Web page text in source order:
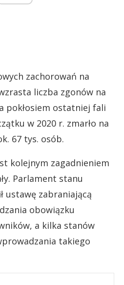
zachorowań na
liczba zgonów na
pokłosiem ostatniej fali
w 2020 r. zmarło na
67 tys. osób.
kolejnym zagadnieniem
Parlament stanu
ustawę zabraniającą
obowiązku
a kilka stanów
takiego